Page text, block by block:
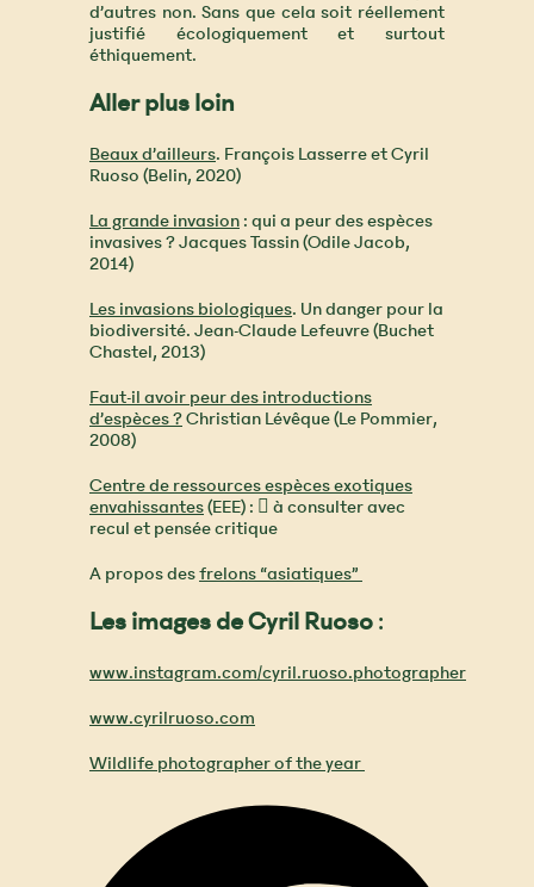
d’autres non. Sans que cela soit réellement
justifié écologiquement et surtout
éthiquement.
Aller plus loin
Beaux d’ailleurs. François Lasserre et Cyril
Ruoso (Belin, 2020)
La grande invasion: qui a peur des espèces
invasives ? Jacques Tassin (Odile Jacob,
2014)
Les invasions biologiques. Un danger pour la
biodiversité. Jean-Claude Lefeuvre (Buchet
Chastel, 2013)
Faut-il avoir peur des introductions
d’espèces ?Christian Lévêque (Le Pommier,
2008)
Centre de ressources espèces exotiques
envahissantes(EEE) : ︎ à consulter avec
recul et pensée critique
A propos desfrelons “asiatiques”
Les images de Cyril Ruoso:
www.instagram.com/cyril.ruoso.photographer
www.cyrilruoso.com
Wildlife photographer of the year